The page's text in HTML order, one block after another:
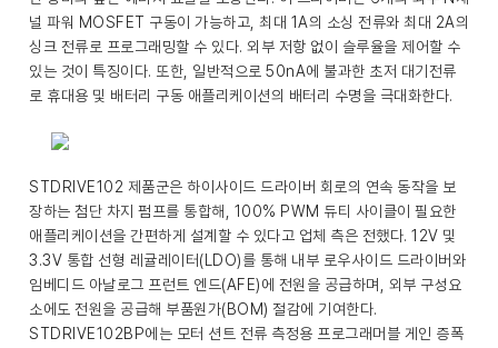
널 파워 MOSFET 구동이 가능하고, 최대 1A의 소싱 전류와 최대 2A의
싱크 전류로 프로그래밍할 수 있다. 외부 저항 없이 슬루율을 제어할 수
있는 것이 특징이다. 또한, 일반적으로 50nA에 불과한 초저 대기전류
로 휴대용 및 배터리 구동 애플리케이션의 배터리 수명을 극대화한다.
STDRIVE102 제품군은 하이사이드 드라이버 회로의 연속 동작을 보
장하는 첨단 차지 펌프를 통합해, 100% PWM 듀티 사이클이 필요한
애플리케이션을 간편하게 설계할 수 있다고 업체 측은 전했다. 12V 및
3.3V 통합 선형 레귤레이터(LDO)를 통해 내부 로우사이드 드라이버와
임베디드 아날로그 프런트 엔드(AFE)에 전원을 공급하며, 외부 구성요
소에도 전원을 공급해 부품원가(BOM) 절감에 기여한다.
STDRIVE102BP에는 모터 션트 전류 측정용 프로그래머블 게인 증폭